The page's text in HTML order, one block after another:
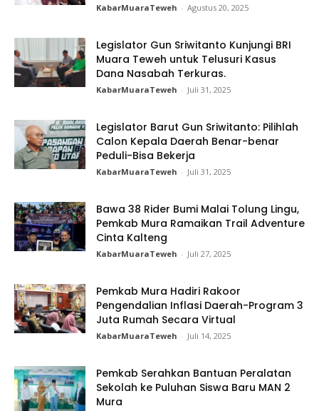
KabarMuaraTeweh - Agustus 20, 2025
Legislator Gun Sriwitanto Kunjungi BRI
Muara Teweh untuk Telusuri Kasus
Dana Nasabah Terkuras.
KabarMuaraTeweh - Juli 31, 2025
Legislator Barut Gun Sriwitanto: Pilihlah
Calon Kepala Daerah Benar-benar
Peduli-Bisa Bekerja
KabarMuaraTeweh - Juli 31, 2025
Bawa 38 Rider Bumi Malai Tolung Lingu,
Pemkab Mura Ramaikan Trail Adventure
Cinta Kalteng
KabarMuaraTeweh - Juli 27, 2025
Pemkab Mura Hadiri Rakoor
Pengendalian Inflasi Daerah-Program 3
Juta Rumah Secara Virtual
KabarMuaraTeweh - Juli 14, 2025
Pemkab Serahkan Bantuan Peralatan
Sekolah ke Puluhan Siswa Baru MAN 2
Mura